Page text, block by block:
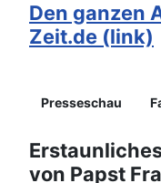
Den ganzen
Zeit.de (link)
Presseschau
von Papst